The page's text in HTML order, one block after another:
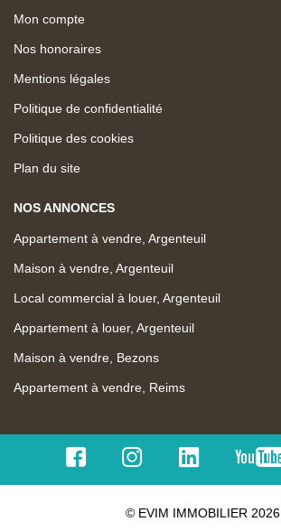
Mon compte
Nos honoraires
Mentions légales
Politique de confidentialité
Politique des cookies
Plan du site
NOS ANNONCES
Appartement à vendre, Argenteuil
Maison à vendre, Argenteuil
Local commercial à louer, Argenteuil
Appartement à louer, Argenteuil
Maison à vendre, Bezons
Appartement à vendre, Reims
© EVIM IMMOBILIER 2026